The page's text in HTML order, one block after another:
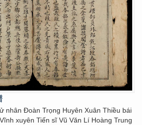
nhân Đoàn Trọng Huyên Xuân Thiều bái
xuyên Tiến sĩ Vũ Văn Lí Hoàng Trung